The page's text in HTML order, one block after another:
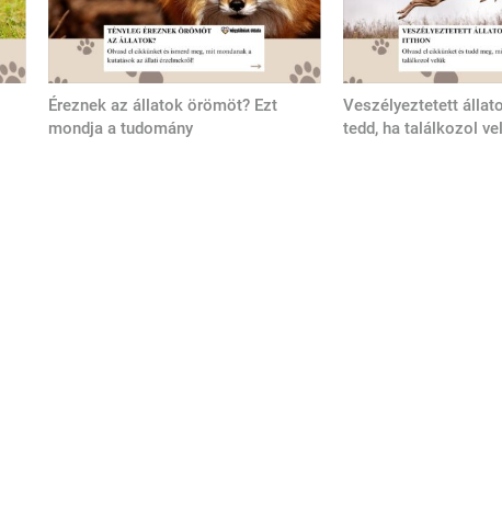
Éreznek az állatok örömöt? Ezt
mondja a tudomány
Veszélyeztetett
tedd, ha találkozol